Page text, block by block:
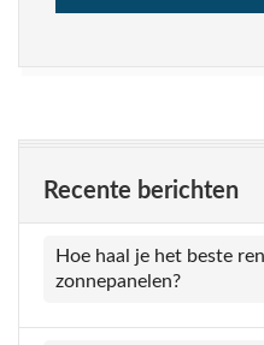
Recente berichten
Hoe haal je het beste
zonnepanelen?